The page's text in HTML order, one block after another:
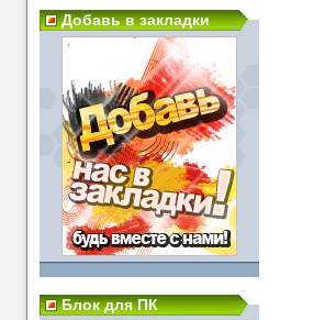
Добавь в закладки
Блок для ПК